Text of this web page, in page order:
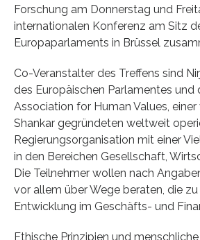
Forschung am Donnerstag und
internationalen Konferenz am Sitz
Europaparlaments in Brüssel
Co-Veranstalter des Treffens sind
des Europäischen Parlamentes und
Association for Human Values, einer
Shankar gegründeten weltweit
Regierungsorganisation mit einer
in den Bereichen Gesellschaft,
Die Teilnehmer wollen nach
vor allem über Wege beraten, die
Entwicklung im Geschäfts- und
Ethische Prinzipien und